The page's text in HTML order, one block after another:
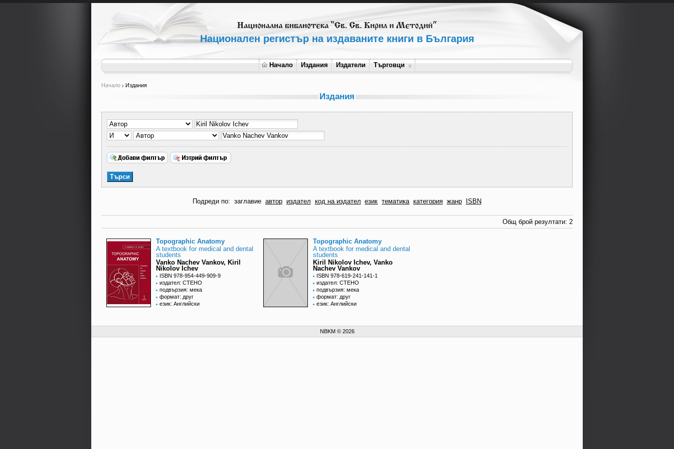
Национален регистър на издаваните книги в България
Начало Издания Издатели Търговци
Начало Издания
Издания
Подреди по: заглавие автор издател код на издател език тематика категория жанр ISBN
Общ брой резултати: 2
Topographic Anatomy
A textbook for medical and dental
students
Vanko Nachev Vankov, Kiril
Nikolov Ichev
ISBN 978-954-449-909-9
издател: СТЕНО
подвързия: мека
формат: друг
език: Английски
Topographic Anatomy
A textbook for medical and dental
students
Kiril Nikolov Ichev, Vanko
Nachev Vankov
ISBN 978-619-241-141-1
издател: СТЕНО
подвързия: мека
формат: друг
език: Английски
NBKM © 2026